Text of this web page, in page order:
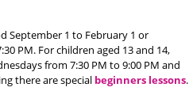
September 1 to February 1 or
PM. For children aged 13 and 14,
from 7:30 PM to 9:00 PM and
there are special beginners lessons.